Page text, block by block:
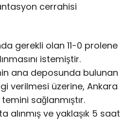
cerrahisi
gerekli olan 11-0 prolene
istemiştir.
ana deposunda bulunan
verilmesi üzerine, Ankara
sağlanmıştır.
ve yaklaşık 5 saat